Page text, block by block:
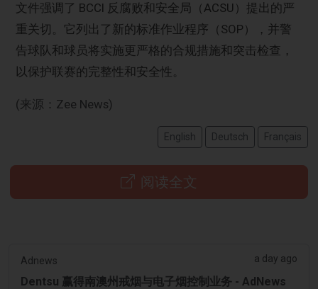
文件强调了 BCCI 反腐败和安全局（ACSU）提出的严
重关切。它列出了新的标准作业程序（SOP），并警
告球队和球员将实施更严格的合规措施和突击检查，
以保护联赛的完整性和安全性。
(来源：Zee News)
English Deutsch Français
阅读全文
Adnews a day ago
Dentsu 赢得南澳州戒烟与电子烟控制业务 - AdNews